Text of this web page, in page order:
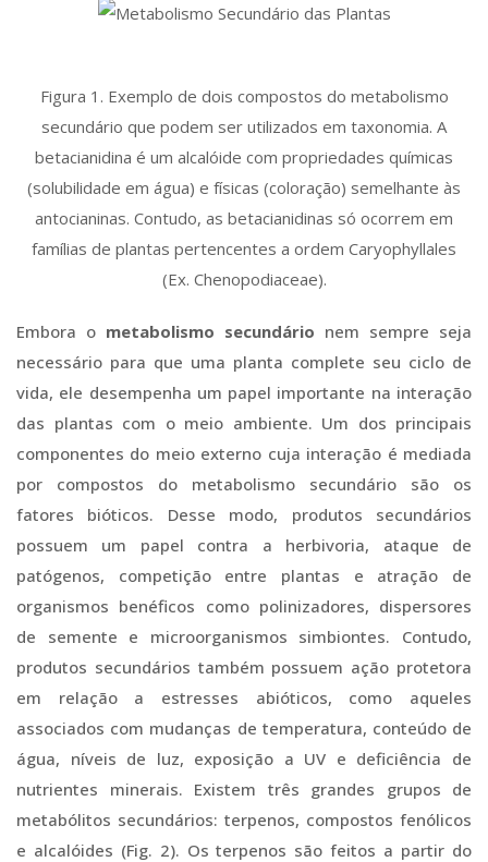
Figura 1. Exemplo de dois compostos do metabolismo
secundário que podem ser utilizados em taxonomia. A
betacianidina é um alcalóide com propriedades químicas
(solubilidade em água) e físicas (coloração) semelhante às
antocianinas. Contudo, as betacianidinas só ocorrem em
famílias de plantas pertencentes a ordem Caryophyllales
(Ex. Chenopodiaceae).
Embora o metabolismo secundário nem sempre seja
necessário para que uma planta complete seu ciclo de
vida, ele desempenha um papel importante na interação
das plantas com o meio ambiente. Um dos principais
componentes do meio externo cuja interação é mediada
por compostos do metabolismo secundário são os
fatores bióticos. Desse modo, produtos secundários
possuem um papel contra a herbivoria, ataque de
patógenos, competição entre plantas e atração de
organismos benéficos como polinizadores, dispersores
de semente e microorganismos simbiontes. Contudo,
produtos secundários também possuem ação protetora
em relação a estresses abióticos, como aqueles
associados com mudanças de temperatura, conteúdo de
água, níveis de luz, exposição a UV e deficiência de
nutrientes minerais. Existem três grandes grupos de
metabólitos secundários: terpenos, compostos fenólicos
e alcalóides (Fig. 2). Os terpenos são feitos a partir do